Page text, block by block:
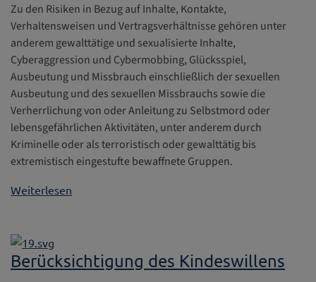
Zu den Risiken in Bezug auf Inhalte, Kontakte,
Verhaltensweisen und Vertragsverhältnisse gehören unter
anderem gewalttätige und sexualisierte Inhalte,
Cyberaggression und Cybermobbing, Glücksspiel,
Ausbeutung und Missbrauch einschließlich der sexuellen
Ausbeutung und des sexuellen Missbrauchs sowie die
Verherrlichung von oder Anleitung zu Selbstmord oder
lebensgefährlichen Aktivitäten, unter anderem durch
Kriminelle oder als terroristisch oder gewalttätig bis
extremistisch eingestufte bewaffnete Gruppen.
Weiterlesen
Berücksichtigung des Kindeswillens